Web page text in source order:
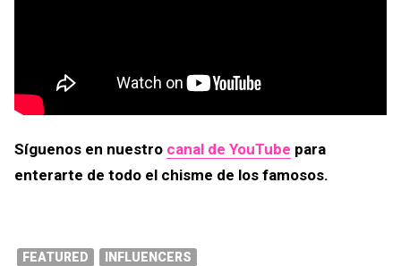
Síguenos en nuestro canal de YouTube para
enterarte de todo el chisme de los famosos.
FEATURED INFLUENCERS